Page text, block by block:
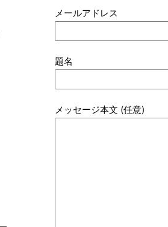
メールアドレス
題名
メッセージ本文 (任意)